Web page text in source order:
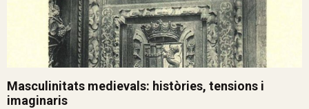
Masculinitats medievals: històries, tensions i
imaginaris